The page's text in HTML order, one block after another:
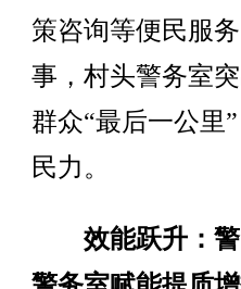
策咨询等便民服
事，村头警务室
群众“最后一公里
民力。
效能跃升：警